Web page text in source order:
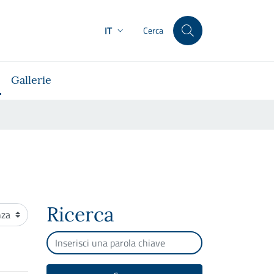
IT Cerca
Gallerie
Ricerca
Cerca per testo